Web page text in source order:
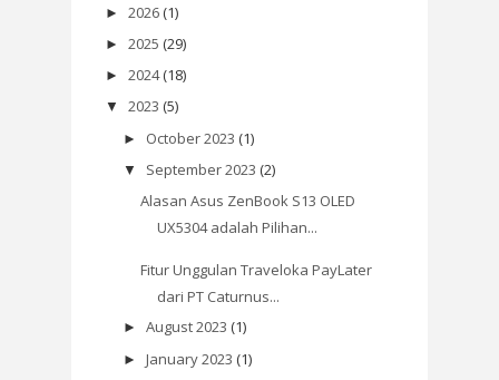
► 2026 (1)
► 2025 (29)
► 2024 (18)
▼ 2023 (5)
► October 2023 (1)
▼ September 2023 (2)
Alasan Asus ZenBook S13 OLED
UX5304 adalah Pilihan...
Fitur Unggulan Traveloka PayLater
dari PT Caturnus...
► August 2023 (1)
► January 2023 (1)